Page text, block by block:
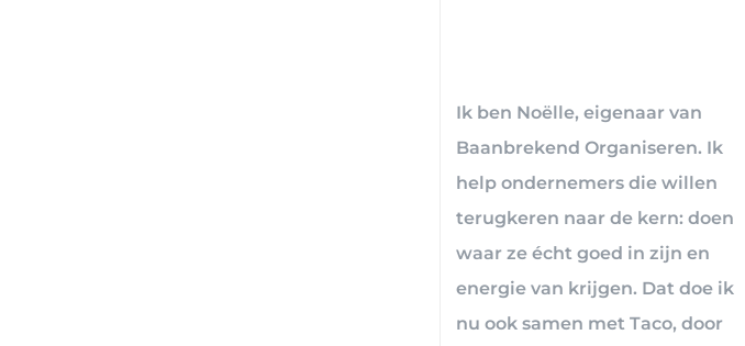
Ik ben Noëlle, eigenaar van
Baanbrekend Organiseren. Ik
help ondernemers die willen
terugkeren naar de kern: doen
waar ze écht goed in zijn en
energie van krijgen. Dat doe ik
nu ook samen met Taco, door